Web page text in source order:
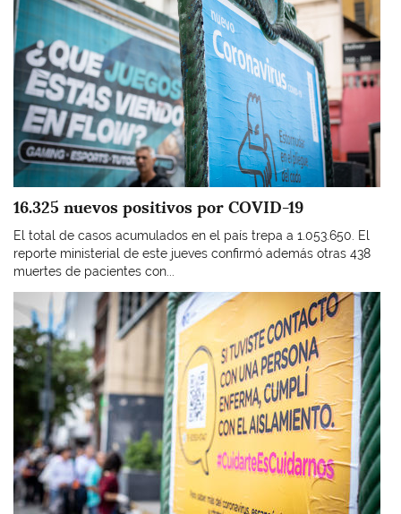
16.325 nuevos positivos por COVID-19
El total de casos acumulados en el país trepa a 1.053.650. El
reporte ministerial de este jueves confirmó además otras 438
muertes de pacientes con...
Imagen